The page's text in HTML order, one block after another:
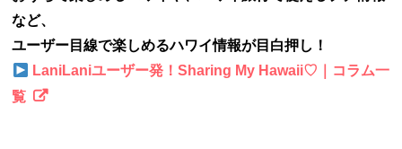
など、
ユーザー目線で楽しめるハワイ情報が目白押し！
LaniLaniユーザー発！Sharing My Hawaii♡｜コラム一
覧